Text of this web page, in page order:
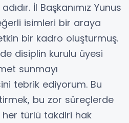
İl Başkanımız Yunus
isimleri bir araya
bir kadro oluşturmuş.
disiplin kurulu üyesi
sunmayı
tebrik ediyorum. Bu
bu zor süreçlerde
türlü takdiri hak